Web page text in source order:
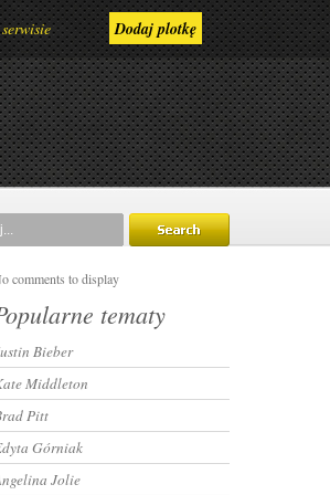
Dodaj plotkę
comments to display
tematy
Bieber
Middleton
Pitt
Górniak
Jolie